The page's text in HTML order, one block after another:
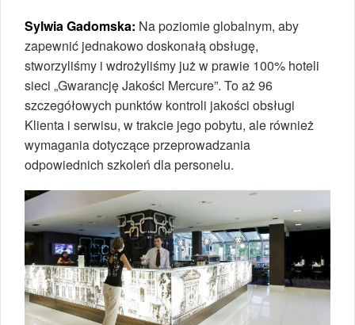
Sylwia Gadomska: Na poziomie globalnym, aby
zapewnić jednakowo doskonałą obsługę,
stworzyliśmy i wdrożyliśmy już w prawie 100% hoteli
sieci „Gwarancję Jakości Mercure”. To aż 96
szczegółowych punktów kontroli jakości obsługi
Klienta i serwisu, w trakcie jego pobytu, ale również
wymagania dotyczące przeprowadzania
odpowiednich szkoleń dla personelu.